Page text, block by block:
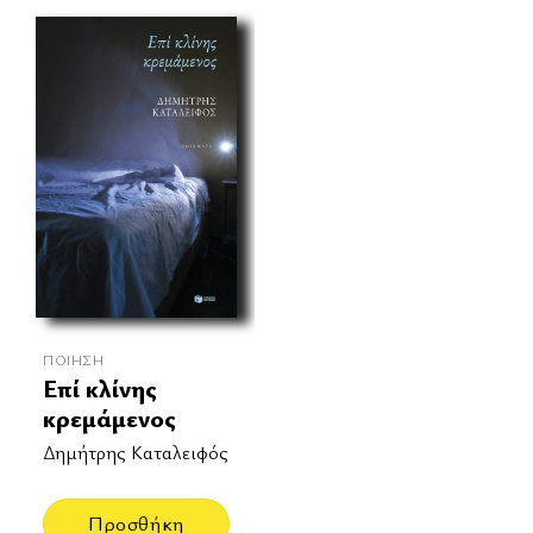
ΠΟΊΗΣΗ
Επί κλίνης
κρεμάμενος
Δημήτρης Καταλειφός
Προσθήκη